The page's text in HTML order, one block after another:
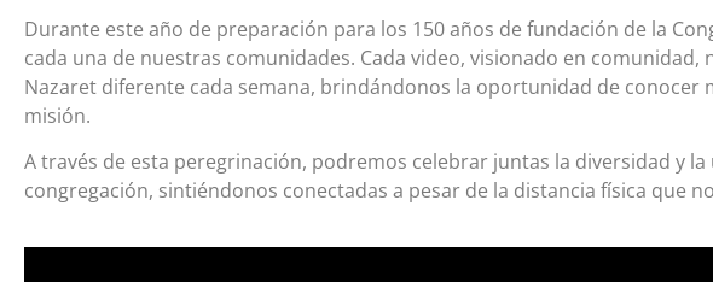
Durante este año de preparación para los 150 años de fundación de la
cada una de nuestras comunidades. Cada video, visionado en comunidad,
Nazaret diferente cada semana, brindándonos la oportunidad de conocer
misión.
A través de esta peregrinación, podremos celebrar juntas la diversidad y
congregación, sintiéndonos conectadas a pesar de la distancia física que